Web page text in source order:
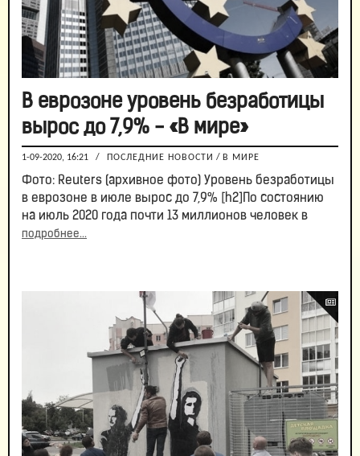
В еврозоне уровень безработицы
вырос до 7,9% - «В мире»
1-09-2020, 16:21 / ПОСЛЕДНИЕ НОВОСТИ / В МИРЕ
Фото: Reuters (архивное фото) Уровень безработицы
в еврозоне в июле вырос до 7,9% [h2]По состоянию
на июль 2020 года почти 13 миллионов человек в
подробнее...